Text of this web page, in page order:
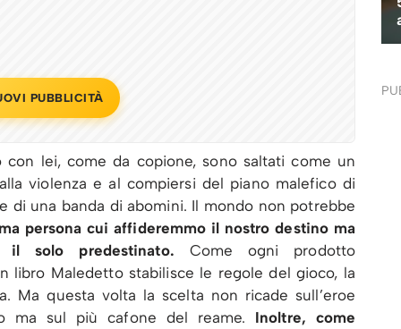
PUBBLICITÀ
lei, come da copione, sono saltati come un
violenza e al compiersi del piano malefico di
di una banda di abomini. Il mondo non potrebbe
persona cui affideremmo il nostro destino ma
solo predestinato. Come ogni prodotto
libro Maledetto stabilisce le regole del gioco, la
Ma questa volta la scelta non ricade sull’eroe
ma sul più cafone del reame. Inoltre, come